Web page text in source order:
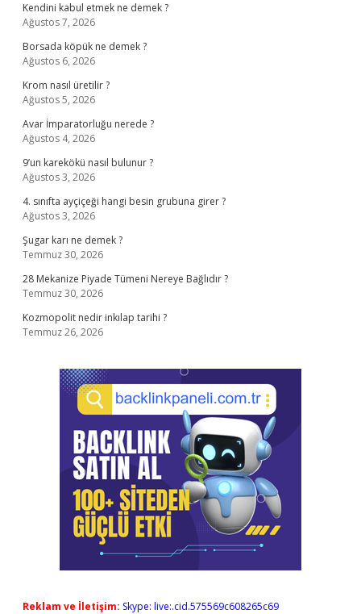
Kendini kabul etmek ne demek ?
Ağustos 7, 2026
Borsada köpük ne demek ?
Ağustos 6, 2026
Krom nasıl üretilir ?
Ağustos 5, 2026
Avar İmparatorluğu nerede ?
Ağustos 4, 2026
9’un karekökü nasıl bulunur ?
Ağustos 3, 2026
4. sınıfta ayçiçeği hangi besin grubuna girer ?
Ağustos 3, 2026
Şugar karı ne demek ?
Temmuz 30, 2026
28 Mekanize Piyade Tümeni Nereye Bağlıdır ?
Temmuz 30, 2026
Kozmopolit nedir inkılap tarihi ?
Temmuz 26, 2026
Reklam ve İletişim: Skype: live:.cid.575569c608265c69